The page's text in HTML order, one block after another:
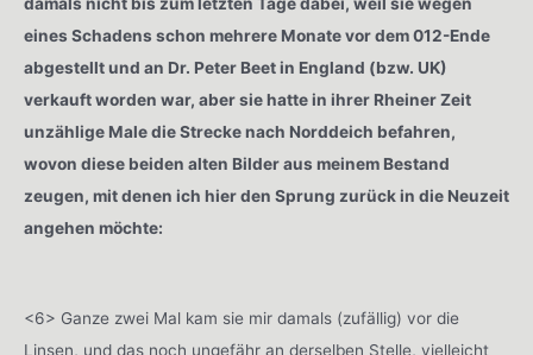
damals nicht bis zum letzten Tage dabei, weil sie wegen
eines Schadens schon mehrere Monate vor dem 012-Ende
abgestellt und an Dr. Peter Beet in England (bzw. UK)
verkauft worden war, aber sie hatte in ihrer Rheiner Zeit
unzählige Male die Strecke nach Norddeich befahren,
wovon diese beiden alten Bilder aus meinem Bestand
zeugen, mit denen ich hier den Sprung zurück in die Neuzeit
angehen möchte:
<6> Ganze zwei Mal kam sie mir damals (zufällig) vor die
Linsen, und das noch ungefähr an derselben Stelle, vielleicht